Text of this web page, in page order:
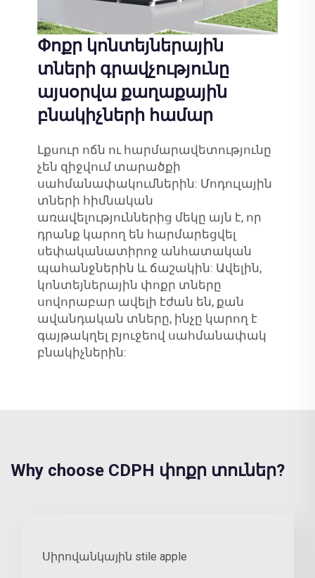
Փոքր կոնտեյներային
տների գրավչությունը
այսօրվա քաղաքային
բնակիչների համար
Լքսուր ոճն ու հարմարավետությունը
չեն զիջվում տարածքի
սահմանափակումներին: Մոդուլային
տների հիմնական
առավելություններից մեկը այն է, որ
դրանք կարող են հարմարեցվել
սեփականատիրոջ անհատական
պահանջներին և ճաշակին: Ավելին,
կոնտեյներային փոքր տները
սովորաբար ավելի էժան են, քան
ավանդական տները, ինչը կարող է
գայթակղել բյուջեով սահմանափակ
բնակիչներին:
Why choose CDPH փոքր տուներ?
Սիրովանկային stile apple